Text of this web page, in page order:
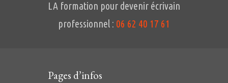
LA formation pour devenir écrivain
professionnel : 06 62 40 17 61
Pages d’infos